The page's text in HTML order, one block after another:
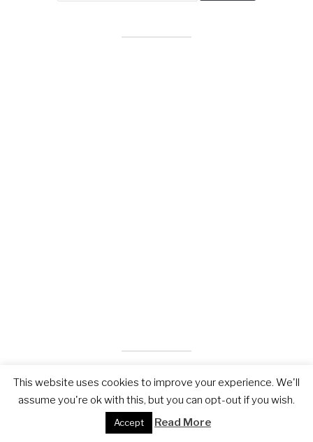
This website uses cookies to improve your experience. We'll
assume you're ok with this, but you can opt-out if you wish.
Accept Read More